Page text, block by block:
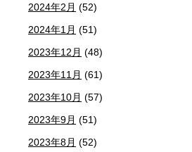
2024年2月 (52)
2024年1月 (51)
2023年12月 (48)
2023年11月 (61)
2023年10月 (57)
2023年9月 (51)
2023年8月 (52)